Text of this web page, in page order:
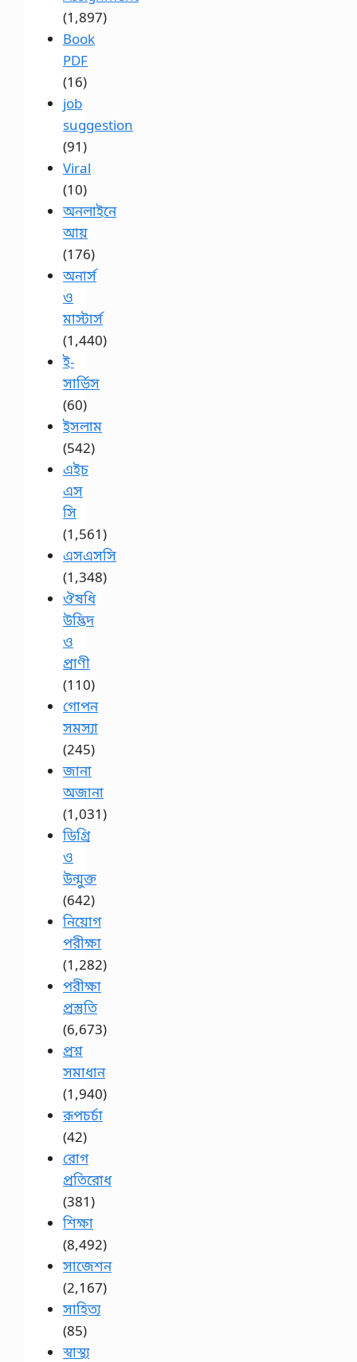
(1,897)
Book
PDF
(16)
job
suggestion
(91)
Viral
(10)
অনলাইনে
আয়
(176)
অনার্স
ও
মাস্টার্স
(1,440)
ই-
সার্ভিস
(60)
ইসলাম
(542)
এইচ
এস
সি
(1,561)
এসএসসি
(1,348)
ঔষধি
উদ্ভিদ
ও
প্রাণী
(110)
গোপন
সমস্যা
(245)
জানা
অজানা
(1,031)
ডিগ্রি
ও
উন্মুক্ত
(642)
নিয়োগ
পরীক্ষা
(1,282)
পরীক্ষা
প্রস্তুতি
(6,673)
প্রশ্ন
সমাধান
(1,940)
রূপচর্চা
(42)
রোগ
প্রতিরোধ
(381)
শিক্ষা
(8,492)
সাজেশন
(2,167)
সাহিত্য
(85)
স্বাস্থ্য